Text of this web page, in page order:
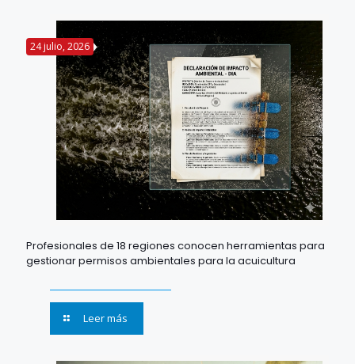
24 julio, 2026
Profesionales de 18 regiones conocen herramientas para
gestionar permisos ambientales para la acuicultura
Leer más